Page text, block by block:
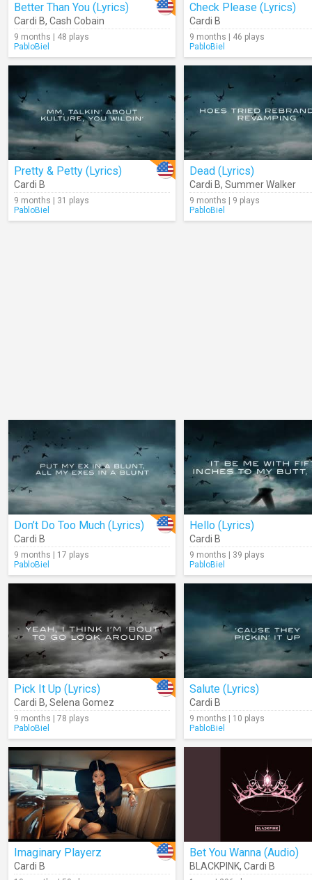
Better Than You (Lyrics)
Cardi B, Cash Cobain
9 months | 48 plays
PabloBiel
Check Please (Lyrics)
Cardi B
9 months | 46 plays
PabloBiel
Pretty & Petty (Lyrics)
Cardi B
9 months | 31 plays
PabloBiel
Dead (Lyrics)
Cardi B, Summer Walker
9 months | 9 plays
PabloBiel
Don’t Do Too Much (Lyrics)
Cardi B
9 months | 17 plays
PabloBiel
Hello (Lyrics)
Cardi B
9 months | 39 plays
PabloBiel
Pick It Up (Lyrics)
Cardi B, Selena Gomez
9 months | 78 plays
PabloBiel
Salute (Lyrics)
Cardi B
9 months | 10 plays
PabloBiel
Imaginary Playerz
Cardi B
Bet You Wanna (Audio)
BLACKPINK, Cardi B